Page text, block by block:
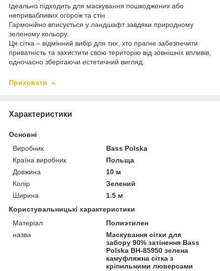
Ідеально підходить для маскування пошкоджених або
непривабливих огорож та стін.
Гармонійно вписується у ландшафт завдяки природному
зеленому кольору.
Ця сітка – відмінний вибір для тих, хто прагне забезпечити
приватність та захистити свою територію від зовнішніх впливів,
одночасно зберігаючи естетичний вигляд.
Приховати
Характеристики
Основні
Виробник
Bass Polska
Країна виробник
Польща
Довжина
10 м
Колір
Зелений
Ширина
1.5 м
Користувальницькі характеристики
Матеріал
Полиэтилен
назва
Маскування сітки для
забору 90% затінення Bass
Polska BH-85950 зелена
камуфляжна сітка з
кріпильними люверсами